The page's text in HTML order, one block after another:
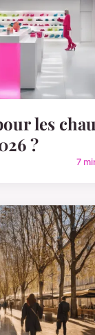
les
?
7